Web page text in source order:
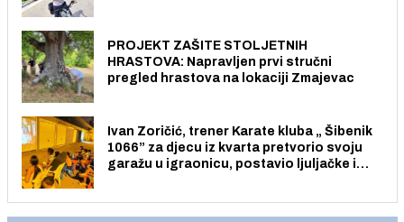
PROJEKT ZAŠITE STOLJETNIH
HRASTOVA: Napravljen prvi stručni
pregled hrastova na lokaciji Zmajevac
Ivan Zoričić, trener Karate kluba „ Šibenik
1066” za djecu iz kvarta pretvorio svoju
garažu u igraonicu, postavio ljuljačke i